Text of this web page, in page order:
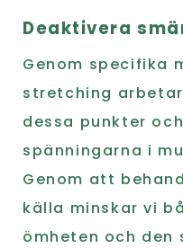
Deaktivera
Genom specifika
stretching
dessa punkter
spänningarna i
Genom att
källa minskar vi
ömheten och den